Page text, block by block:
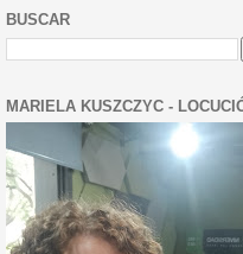
BUSCAR
MARIELA KUSZCZYC -